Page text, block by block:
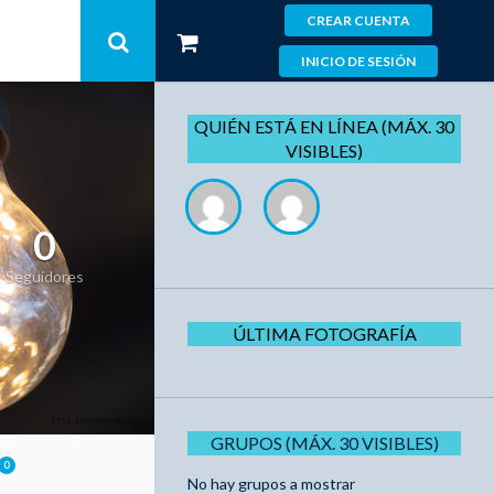
CREAR CUENTA
INICIO DE SESIÓN
0
Seguidores
0
QUIÉN ESTÁ EN LÍNEA (MÁX. 30
VISIBLES)
ÚLTIMA FOTOGRAFÍA
GRUPOS (MÁX. 30 VISIBLES)
No hay grupos a mostrar